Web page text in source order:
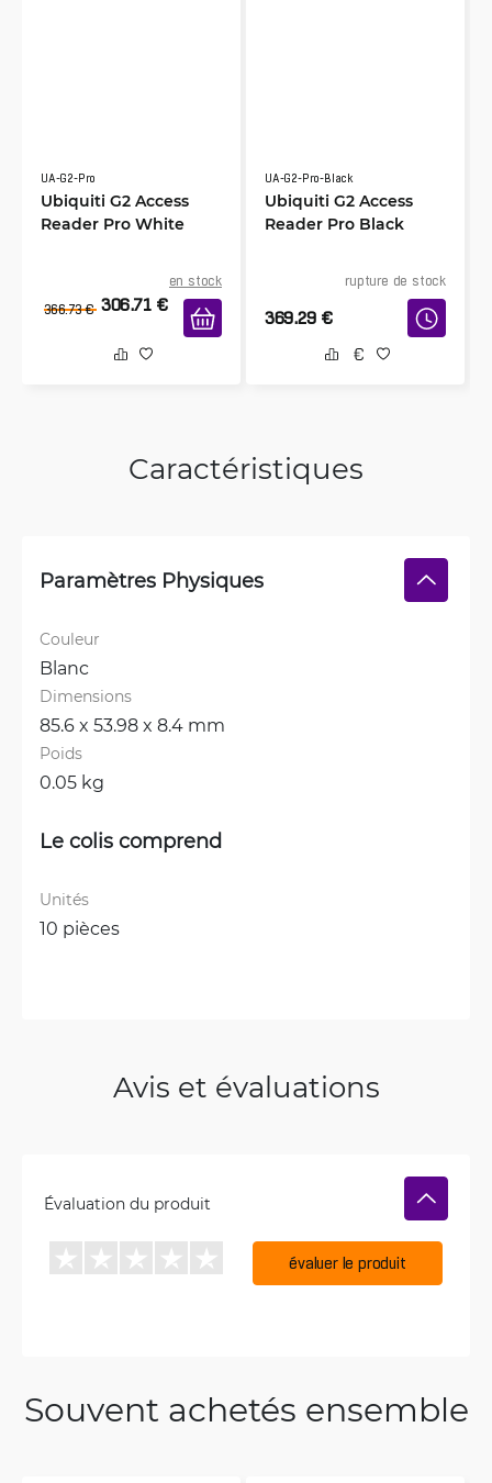
UA-G2-Pro
Ubiquiti G2 Access
Reader Pro White
en stock
366.73 € 306.71 €
UA-G2-Pro-Black
Ubiquiti G2 Access
Reader Pro Black
rupture de stock
369.29 €
Caractéristiques
Paramètres Physiques
Couleur
Blanc
Dimensions
85.6 x 53.98 x 8.4 mm
Poids
0.05 kg
Le colis comprend
Unités
10 pièces
Avis et évaluations
Évaluation du produit
évaluer le produit
Souvent achetés ensemble